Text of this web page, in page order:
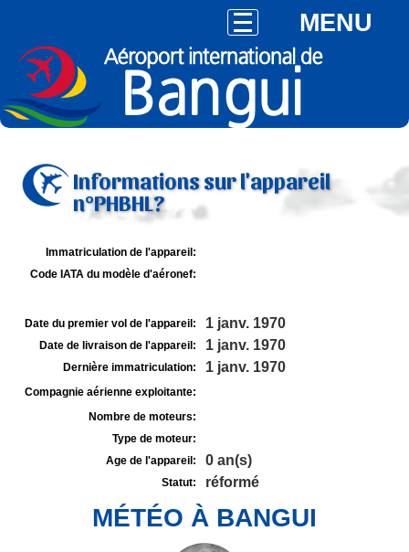
MENU
Informations sur l'appareil
n°PHBHL?
Immatriculation de l'appareil:
Code IATA du modèle d'aéronef:
Date du premier vol de l'appareil: 1 janv. 1970
Date de livraison de l'appareil: 1 janv. 1970
Dernière immatriculation: 1 janv. 1970
Compagnie aérienne exploitante:
Nombre de moteurs:
Type de moteur:
Age de l'appareil:
0 an(s)
Statut: réformé
MÉTÉO À BANGUI